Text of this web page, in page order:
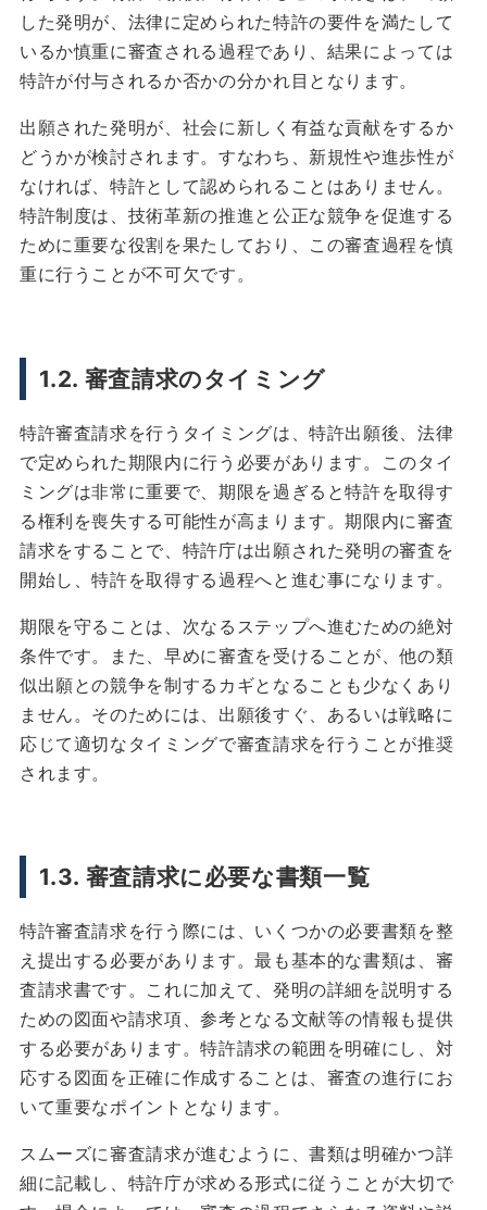
した発明が、法律に定められた特許の要件を満たして
いるか慎重に審査される過程であり、結果によっては
特許が付与されるか否かの分かれ目となります。
出願された発明が、社会に新しく有益な貢献をするか
どうかが検討されます。すなわち、新規性や進歩性が
なければ、特許として認められることはありません。
特許制度は、技術革新の推進と公正な競争を促進する
ために重要な役割を果たしており、この審査過程を慎
重に行うことが不可欠です。
1.2. 審査請求のタイミング
特許審査請求を行うタイミングは、特許出願後、法律
で定められた期限内に行う必要があります。このタイ
ミングは非常に重要で、期限を過ぎると特許を取得す
る権利を喪失する可能性が高まります。期限内に審査
請求をすることで、特許庁は出願された発明の審査を
開始し、特許を取得する過程へと進む事になります。
期限を守ることは、次なるステップへ進むための絶対
条件です。また、早めに審査を受けることが、他の類
似出願との競争を制するカギとなることも少なくあり
ません。そのためには、出願後すぐ、あるいは戦略に
応じて適切なタイミングで審査請求を行うことが推奨
されます。
1.3. 審査請求に必要な書類一覧
特許審査請求を行う際には、いくつかの必要書類を整
え提出する必要があります。最も基本的な書類は、審
査請求書です。これに加えて、発明の詳細を説明する
ための図面や請求項、参考となる文献等の情報も提供
する必要があります。特許請求の範囲を明確にし、対
応する図面を正確に作成することは、審査の進行にお
いて重要なポイントとなります。
スムーズに審査請求が進むように、書類は明確かつ詳
細に記載し、特許庁が求める形式に従うことが大切で